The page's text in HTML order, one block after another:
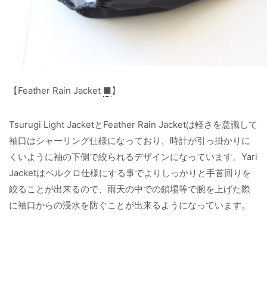
【Feather Rain Jacket ■】
Tsurugi Light JacketとFeather Rain Jacketは軽さを意識して
袖口はシャーリング仕様になっており、時計が引っ掛かりに
くいように袖の下側で絞られるデザインになっています。Yari
Jacketはベルクロ仕様にする事でよりしっかりと手首回りを
絞ることが出来るので、雨天の中での鎖場等で腕を上げた際
に袖口からの浸水を防ぐことが出来るようになっています。